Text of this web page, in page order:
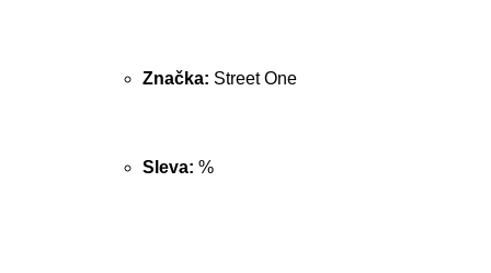
Značka: Street One
Sleva: %